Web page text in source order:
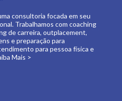
e preparação para
para pessoa física e
Mais >